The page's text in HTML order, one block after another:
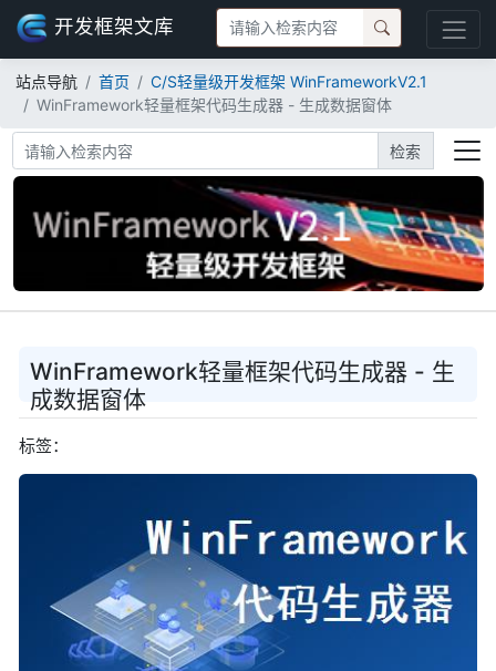
开发框架文库
站点导航 首页
C/S轻量级开发框架 WinFrameworkV2.1
WinFramework轻量框架代码生成器 - 生成数据窗体
检索
WinFramework轻量框架代码生成器 - 生
成数据窗体
标签：